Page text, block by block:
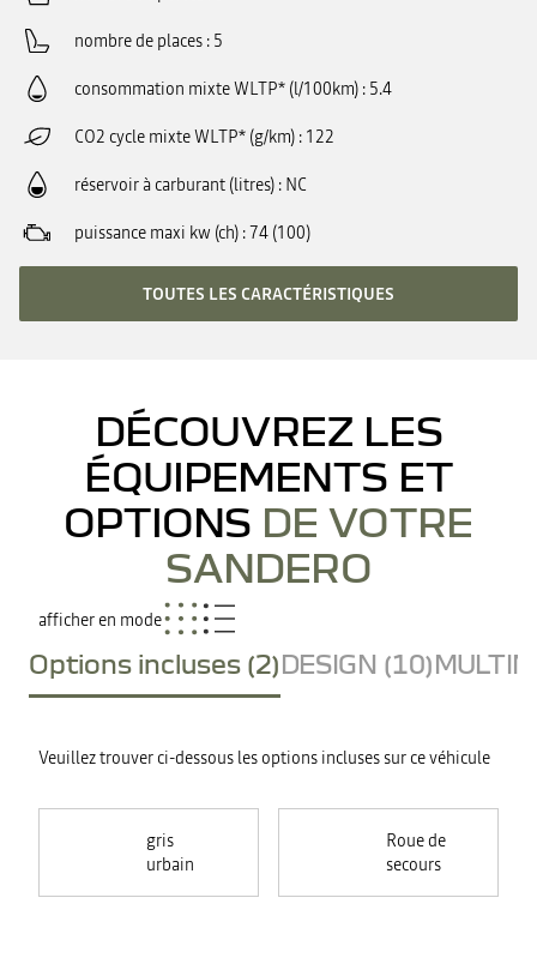
nombre de places 5
consommation mixte WLTP* (l/100km) 5.4
CO2 cycle mixte WLTP* (g/km) 122
réservoir à carburant (litres) NC
puissance maxi kw (ch) 74 (100)
TOUTES LES CARACTÉRISTIQUES
DÉCOUVREZ LES
ÉQUIPEMENTS ET
OPTIONS DE VOTRE
SANDERO
afficher en mode
Options incluses (2)DESIGN (10)
Veuillez trouver ci-dessous les options incluses sur ce véhicule
gris
urbain
Roue de
secours